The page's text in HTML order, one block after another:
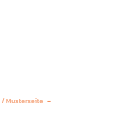
/Musterseite